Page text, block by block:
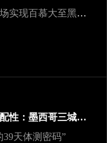
2026世界杯草皮进化论：十六座球场实现百慕大至黑麦草的生态跃迁
高海拔空气动力学与世界杯用球适配性：墨西哥三城实地验证研究
39天体测密码”